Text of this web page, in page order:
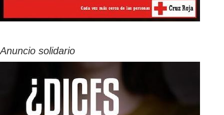
Anuncio solidario